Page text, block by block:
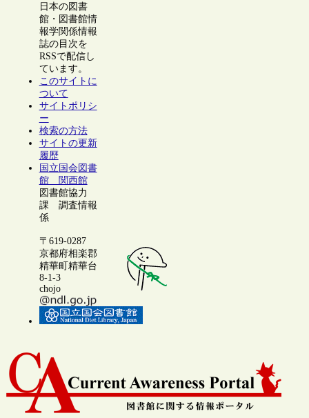
日本の図書
館・図書館情
報学関係情報
誌の目次を
RSSで配信し
ています。
このサイトに
ついて
サイトポリシ
ー
検索の方法
サイトの更新
履歴
国立国会図書
館 関西館
図書館協力
課 調査情報
係
〒619-0287
京都府相楽郡
精華町精華台
8-1-3
chojo